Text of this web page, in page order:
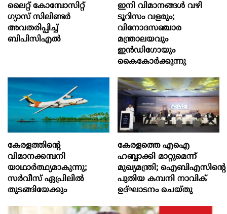
ലൈറ്റ് കോമ്പോസിറ്റ്
ഗ്യാസ് സിലിണ്ടർ
അവതരിപ്പിച്ച്
ബിപിസിഎൽ
ഇനി വിമാനങ്ങള്‍ വഴി
ടൂറിസം വളരും;
വിനോദസഞ്ചാര
മന്ത്രാലയവും
ഇന്‍ഡിഗോയും
കൈകോര്‍ക്കുന്നു
കേരളത്തിന്റെ
വിമാനക്കമ്പനി
യാഥാര്‍ത്ഥ്യമാകുന്നു;
സര്‍വീസ് ഏപ്രിലില്‍
തുടങ്ങിയേക്കും
കേരളത്തെ എഐ
ഹബ്ബാക്കി മാറ്റുമെന്ന്
മുഖ്യമന്ത്രി; ഐബിഎസിന്റെ
പുതിയ കമ്പനി നാവിക്
ഉദ്ഘാടനം ചെയ്തു